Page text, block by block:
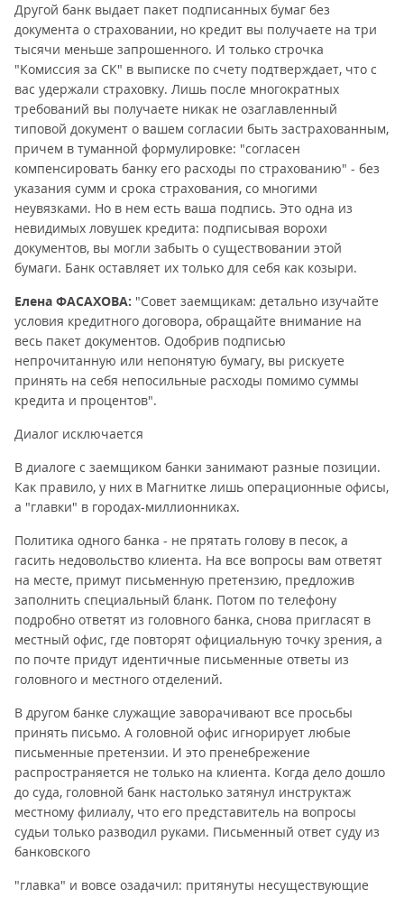
Другой банк выдает пакет подписанных бумаг без
документа о страховании, но кредит вы получаете на три
тысячи меньше запрошенного. И только строчка
"Комиссия за СК" в выписке по счету подтверждает, что с
вас удержали страховку. Лишь после многократных
требований вы получаете никак не озаглавленный
типовой документ о вашем согласии быть застрахованным,
причем в туманной формулировке: "согласен
компенсировать банку его расходы по страхованию" - без
указания сумм и срока страхования, со многими
неувязками. Но в нем есть ваша подпись. Это одна из
невидимых ловушек кредита: подписывая ворохи
документов, вы могли забыть о существовании этой
бумаги. Банк оставляет их только для себя как козыри.
Елена ФАСАХОВА: "Совет заемщикам: детально изучайте
условия кредитного договора, обращайте внимание на
весь пакет документов. Одобрив подписью
непрочитанную или непонятую бумагу, вы рискуете
принять на себя непосильные расходы помимо суммы
кредита и процентов".
Диалог исключается
В диалоге с заемщиком банки занимают разные позиции.
Как правило, у них в Магнитке лишь операционные офисы,
а "главки" в городах-миллионниках.
Политика одного банка - не прятать голову в песок, а
гасить недовольство клиента. На все вопросы вам ответят
на месте, примут письменную претензию, предложив
заполнить специальный бланк. Потом по телефону
подробно ответят из головного банка, снова пригласят в
местный офис, где повторят официальную точку зрения, а
по почте придут идентичные письменные ответы из
головного и местного отделений.
В другом банке служащие заворачивают все просьбы
принять письмо. А головной офис игнорирует любые
письменные претензии. И это пренебрежение
распространяется не только на клиента. Когда дело дошло
до суда, головной банк настолько затянул инструктаж
местному филиалу, что его представитель на вопросы
судьи только разводил руками. Письменный ответ суду из
банковского
"главка" и вовсе озадачил: притянуты несуществующие